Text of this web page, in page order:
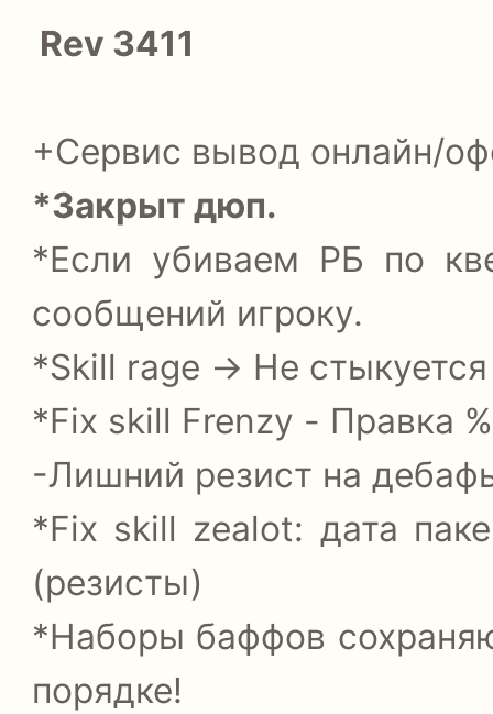
Rev 3411
+Сервис вывод онлайн/
*Закрыт дюп.
*Если убиваем РБ по
сообщений игроку.
*Skill rage -> Не
*Fix skill Frenzy - Правка
-Лишний резист на
*Fix skill zealot: дата
(резисты)
*Наборы баффов
порядке!